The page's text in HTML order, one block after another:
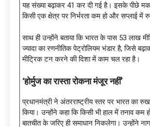
यह संख्या बढ़ाकर 41 कर दी गई है। इसके पीछे
किसी एक क्षेत्र पर निर्भरता कम हो और सप्लाई
साथ ही उन्होंने बताया कि भारत के पास 53 लाख
ज्यादा का रणनीतिक पेट्रोलियम भंडार है, जिसे
मीट्रिक टन करने की दिशा में काम चल रहा है।
‘होर्मुज का रास्ता रोकना मंजूर नहीं’
प्रधानमंत्री ने अंतरराष्ट्रीय स्तर पर भारत का
किया। उन्होंने कहा कि किसी भी हाल में तनाव कम
बातचीत के जरिए ही समाधान निकलेगा। उन्होंने